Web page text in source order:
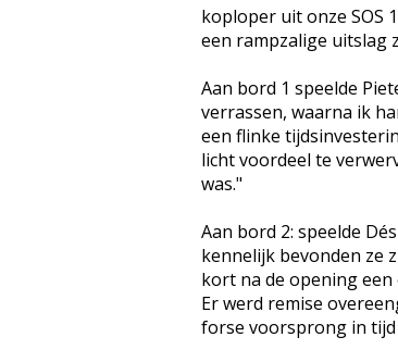
koploper uit onze SOS
een rampzalige uitslag
Aan bord 1 speelde
verrassen, waarna ik
een flinke
licht voordeel te
was."
Aan bord 2: speelde
kennelijk bevonden ze
kort na de opening
Er werd remise
forse voorsprong in